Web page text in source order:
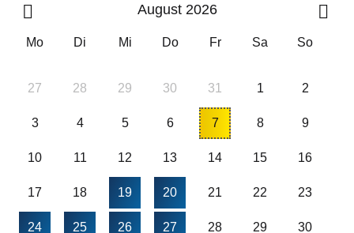
August 2026
Mo Di Mi Do Fr Sa So
27 28 29 30 31 1 2
3 4 5 6 7 8 9
10 11 12 13 14 15 16
17 18 19 20 21 22 23
24 25 26 27 28 29 30